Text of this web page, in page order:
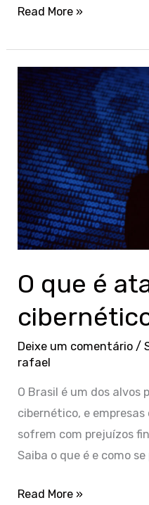
Read More »
O que é
Deixe um comentário /
rafael
O Brasil é um dos alvos
cibernético, e
sofrem com prejuízos
Saiba o que é e como
O
que
é
ataque
cibernético?
Read More »